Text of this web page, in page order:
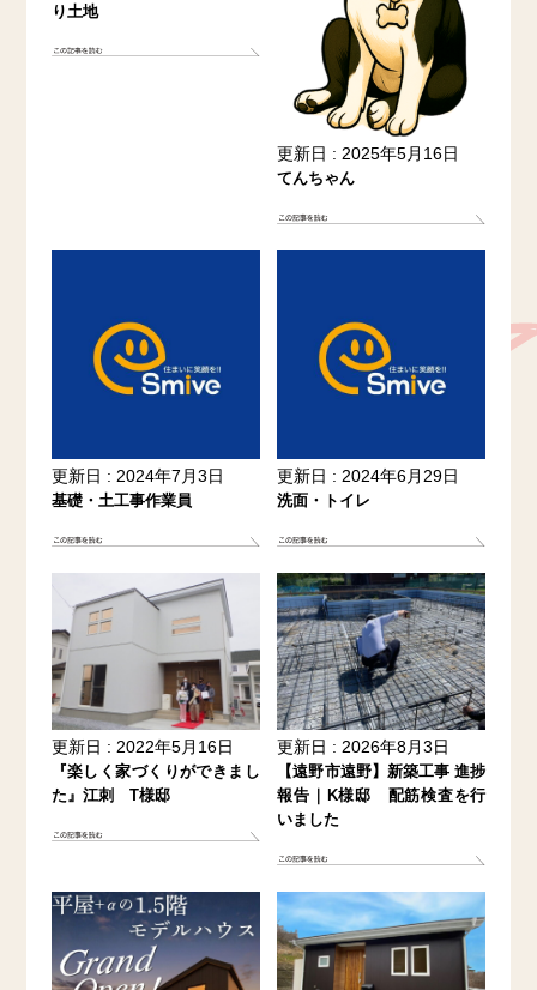
り土地
更新日 : 2025年5月16日
てんちゃん
更新日 : 2024年7月3日
基礎・土工事作業員
更新日 : 2024年6月29日
洗面・トイレ
更新日 : 2022年5月16日
『楽しく家づくりができまし
た』江刺 T様邸
更新日 : 2026年8月3日
【遠野市遠野】新築工事 進捗
報告｜K様邸 配筋検査を行
いました